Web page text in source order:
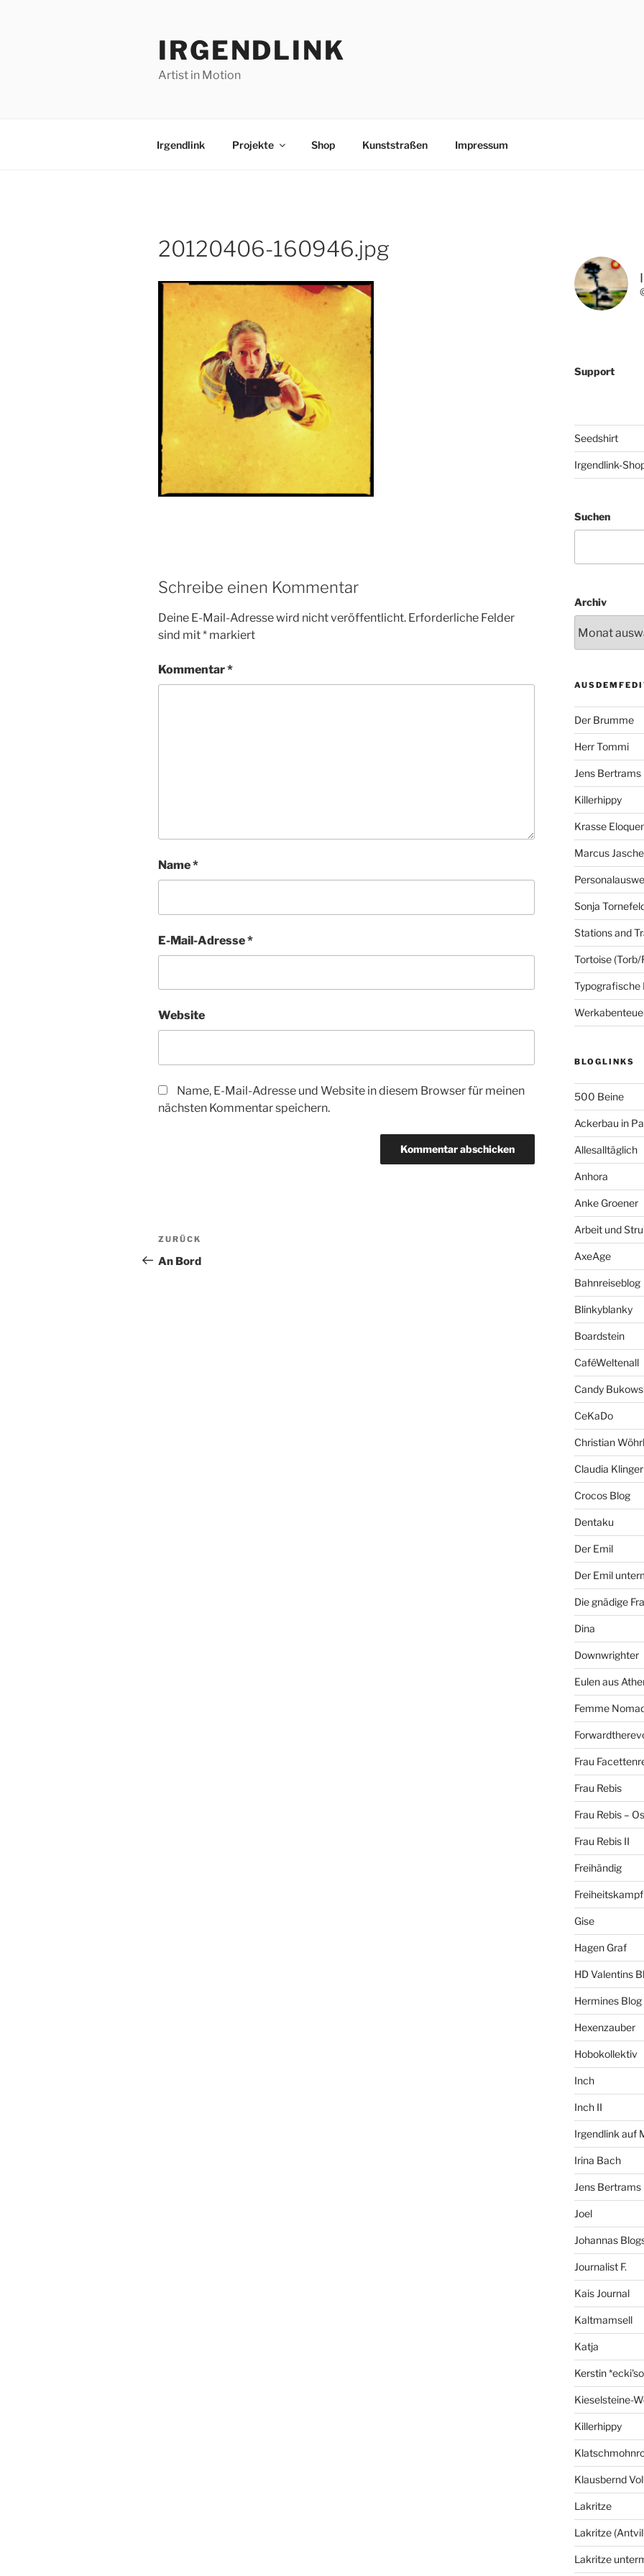
IRGENDLINK
Artist in Motion
Irgendlink Projekte Shop Kunststraßen Impressum
20120406-160946.jpg
Schreibe einen Kommentar
Deine E-Mail-Adresse wird nicht veröffentlicht. Erforderliche Felder
sind mit* markiert
Kommentar*
Name*
E-Mail-Adresse*
Website
Name, E-Mail-Adresse und Website in diesem Browser für meinen
nächsten Kommentar speichern.
Beitragsnavigation
Vorheriger
Beitrag
ZURÜCK
An Bord
Support
Seedshirt
Irgendlink-
Suchen
Archiv
Der Brumme
Herr Tommi
Jens Bertrams
Killerhippy
Krasse
Marcus
Sonja
Stations and
Tortoise (Torb/
Typografische
BLOGLINKS
500 Beine
Ackerbau in
Allesalltäglich
Anhora
Anke Groener
Arbeit und
AxeAge
Bahnreiseblog
Blinkyblanky
Boardstein
CaféWeltenall
Candy
CeKaDo
Christian Wöhrl
Claudia Klinger
Crocos Blog
Dentaku
Der Emil
Der Emil
Die gnädige
Dina
Downwrighter
Eulen aus
Femme
Frau
Frau Rebis
Frau Rebis –
Frau Rebis II
Freihändig
Freiheitskampf
Gise
Hagen Graf
HD Valentins
Hermines Blog
Hexenzauber
Hobokollektiv
Inch
Inch II
Irgendlink auf
Irina Bach
Jens Bertrams
Joel
Johannas
Journalist F.
Kais Journal
Kaltmamsell
Katja
Kerstin
Kieselsteine-
Killerhippy
Klausbernd
Lakritze
Lakritze
Lakritze